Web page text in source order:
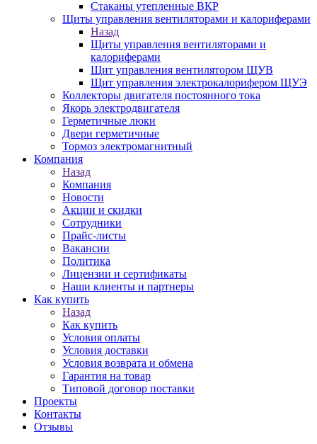
Стаканы утепленные ВКР
Щиты управления вентиляторами и калориферами
Назад
Щиты управления вентиляторами и
калориферами
Щит управления вентилятором ЩУВ
Щит управления электрокалорифером ЩУЭ
Коллекторы двигателя постоянного тока
Якорь электродвигателя
Герметичные люки
Двери герметичные
Тормоз электромагнитный
Компания
Назад
Компания
Новости
Акции и скидки
Сотрудники
Прайс-листы
Вакансии
Политика
Лицензии и сертификаты
Наши клиенты и партнеры
Как купить
Назад
Как купить
Условия оплаты
Условия доставки
Условия возврата и обмена
Гарантия на товар
Типовой договор поставки
Проекты
Контакты
Отзывы